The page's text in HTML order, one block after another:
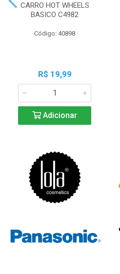
CARRO HOT WHEELS
BASICO C4982
Código: 40898
R$ 19,99
Adicionar